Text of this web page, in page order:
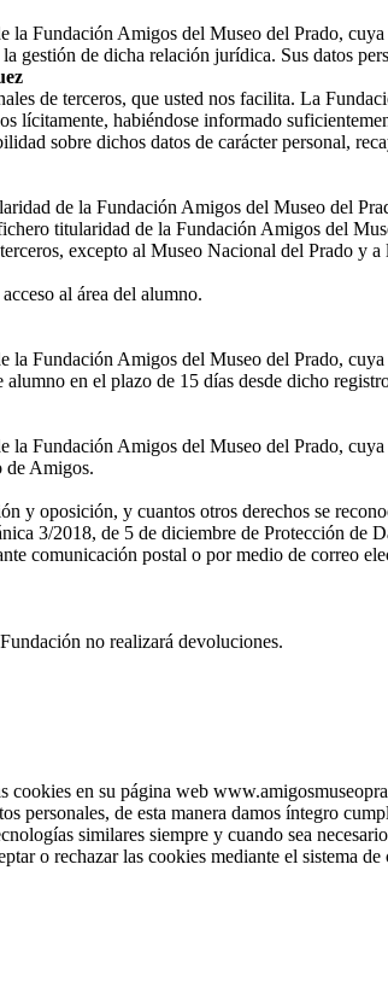
la Fundación Amigos del Museo del Prado,
gestión de dicha relación jurídica. Sus datos
de terceros, que usted nos facilita. La
lícitamente, habiéndose informado
sobre dichos datos de carácter personal,
de la Fundación Amigos del Museo del
titularidad de la Fundación Amigos del
excepto al Museo Nacional del Prado
al área del alumno.
la Fundación Amigos del Museo del Prado,
en el plazo de 15 días desde dicho
la Fundación Amigos del Museo del Prado,
de Amigos.
y oposición, y cuantos otros derechos se
3/2018, de 5 de diciembre de Protección de
comunicación postal o por medio de correo
no realizará devoluciones.
en su página web
personales, de esta manera damos íntegro
similares siempre y cuando sea
o rechazar las cookies mediante el sistema